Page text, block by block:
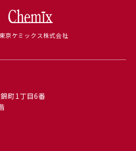
京ケミックス株式会社
町1丁目6番